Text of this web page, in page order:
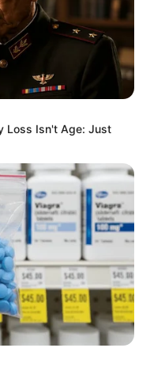
Loss Isn't Age: Just